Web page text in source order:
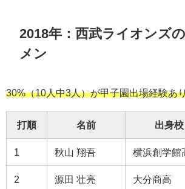
2018年：西武ライオンズ
メン
30%（10人中3人）が甲子園出場経験あ
打順 名前 出身校
1 秋山 翔吾 横浜創学館
2 源田 壮亮 大分商高